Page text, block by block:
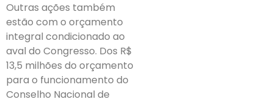
Outras ações também
estão com o orçamento
integral condicionado ao
aval do Congresso. Dos R$
13,5 milhões do orçamento
para o funcionamento do
Conselho Nacional de